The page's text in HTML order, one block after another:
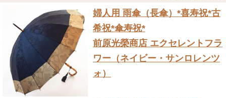
婦人用 雨傘（長傘） *喜寿祝*古
希祝*傘寿祝*
前原光榮商店 エクセレントフラ
ワー（ネイビー・サンロレンツ
ォ）